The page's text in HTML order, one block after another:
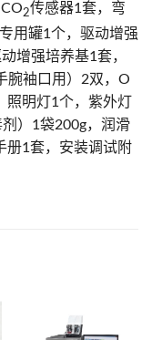
2传感器1套，弯
用罐1个，驱动增强
增强培养基1套，
腕袖口用）2双，O
明灯1个，紫外灯
）1袋200g，润滑
册1套，安装调试附